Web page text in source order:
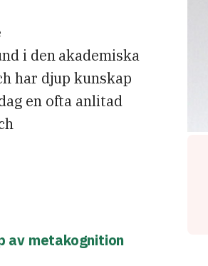
i den akademiska
har djup kunskap
en ofta anlitad
av metakognition